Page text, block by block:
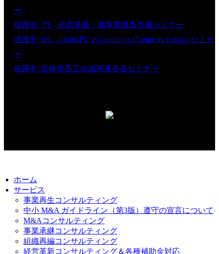
ー
保護中: 7/1 経営革新・新事業進出支援セミナー
保護中: 6/3 ChatGPT vs Gemini vs Claude vs Copilot セミナ
ー
保護中: 長崎県商工会議所連合会セミナー
ホーム
サービス
事業再生コンサルティング
中小 M&A ガイドライン（第3版）遵守の宣言について
M&Aコンサルティング
事業承継コンサルティング
組織再編コンサルティング
経営革新コンサルティング＆各種補助金対応